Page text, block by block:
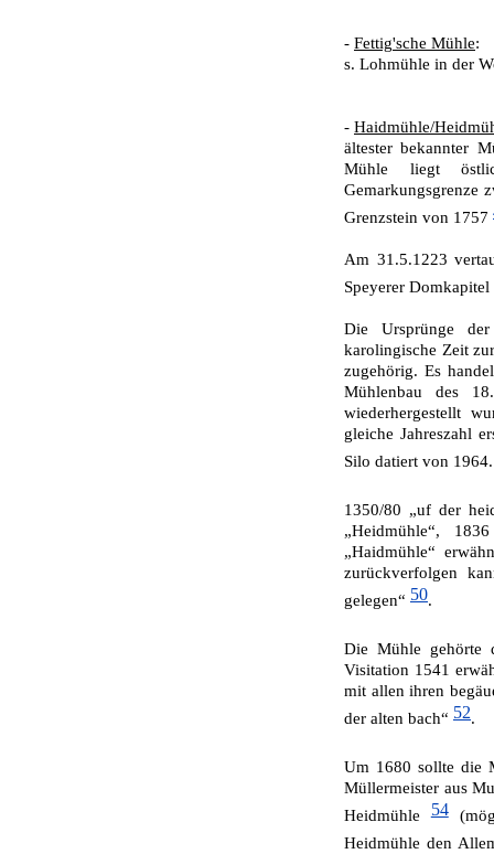
- Fettig'sche Mühle:
s. Lohmühle in der
- Haidmühle/
ältester bekannter
Mühle liegt
Gemarkungsgrenze
Grenzstein von 1757
Am 31.5.1223
Speyerer
Die Ursprünge
karolingische Zeit
zugehörig. Es
Mühlenbau des
wiederhergestellt
gleiche Jahreszahl
Silo datiert von
1350/80 „uf der
„Heidmühle“,
„Haidmühle“
zurück­verfolgen
gelegen“ 50.
Die Mühle gehörte
Visitation 1541
mit allen ihren
der alten bach“ 52.
Um 1680 sollte die
Müllermeister aus
Heidmühle54
Heidmühle den